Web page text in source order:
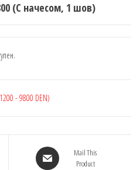
НАЧЕСОМ, ВЕЛИКАНЫ)
(C начесом, 1 шов)
- 9800 DEN)
Mail This
Product